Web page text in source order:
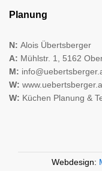
Planung
N: Alois Übertsberger
A: Mühlstr. 1, 5162
M:
W:
W: Küchen Planung &
Webdesign: